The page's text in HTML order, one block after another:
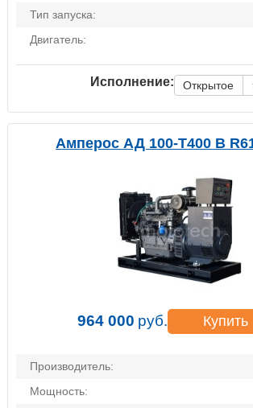
Тип запуска:
Двигатель:
Исполнение: Открытое
Амперос АД 100-Т400 B
964 000 руб. Купить
Производитель:
Мощность: